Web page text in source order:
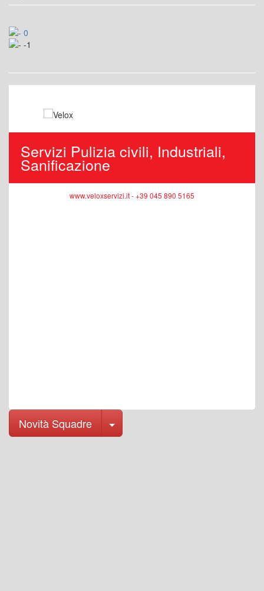
Servizi Pulizia civili, Industriali,
Sanificazione
www.veloxservizi.it - +39 045 890 5165
Novità Squadre Toggle Dropdown